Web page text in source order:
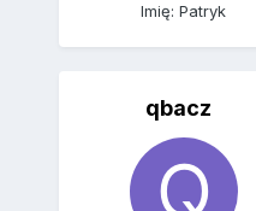
Imię: Patryk
qbacz